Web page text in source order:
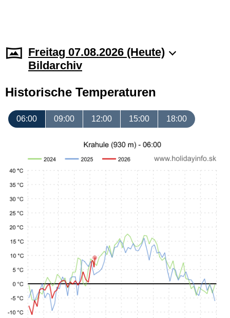
Freitag 07.08.2026 (Heute)
Bildarchiv
Historische Temperaturen
06:00 09:00 12:00 15:00 18:00